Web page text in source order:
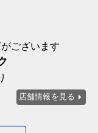
ございます
店舗情報を見る